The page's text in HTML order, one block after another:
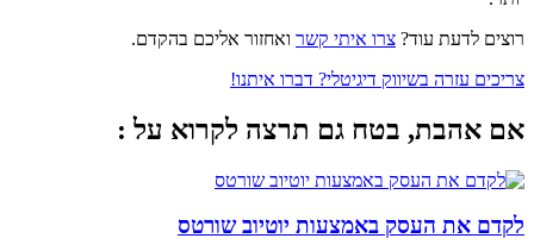
רוצים לדעת עוד? צרו איתי קשר ואחזור אליכם בהקדם.
צריכים עזרה בשיווק דיגיטלי? דברו איתנו!
אם אהבת, בטח גם תרצה לקרוא על :
לקדם את העסק באמצעות יוטיוב שורטס